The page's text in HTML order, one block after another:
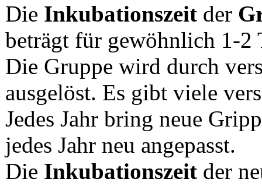
Die Inkubationszeitder
beträgt für gewöhnlich 1-2
Die Gruppe wird durch
ausgelöst. Es gibt viele
Jedes Jahr bring neue
jedes Jahr neu angepasst.
Die Inkubationszeitder